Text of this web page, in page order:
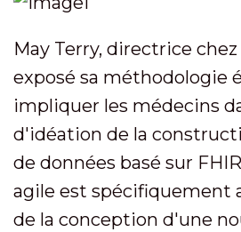
May Terry, directrice chez
exposé sa méthodologie
impliquer les médecins
d'idéation de la
de données basé sur
agile est spécifiquement
de la conception d'une